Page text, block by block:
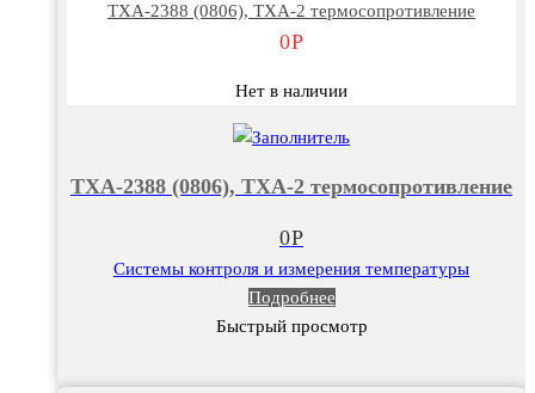
ТХА-2388 (0806), ТХА-2 термосопротивление
0Р
Нет в наличии
ТХА-2388 (0806), ТХА-2 термосопротивление
0Р
Системы контроля и измерения температуры
Подробнее
Быстрый просмотр